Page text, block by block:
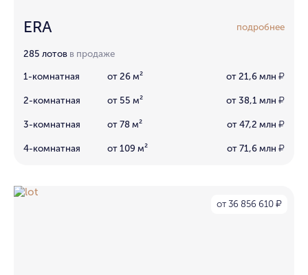
ERA подробнее
285 лотов в продаже
1-комнатная от 26 м² от 21,6 млн ₽
2-комнатная от 55 м² от 38,1 млн ₽
3-комнатная от 78 м² от 47,2 млн ₽
4-комнатная от 109 м² от 71,6 млн ₽
от 36 856 610 ₽